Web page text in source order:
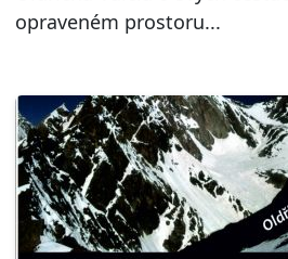
opraveném prostoru...